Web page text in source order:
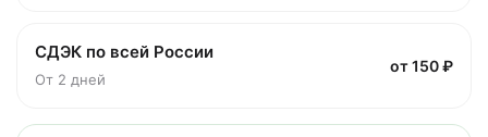
СДЭК по всей России
От 2 дней
от 150 ₽